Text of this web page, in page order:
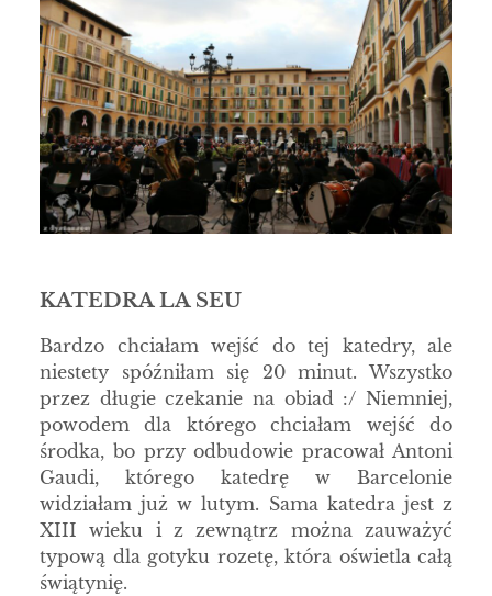
KATEDRA LA SEU
Bardzo chciałam wejść do tej katedry, ale
niestety spóźniłam się 20 minut. Wszystko
przez długie czekanie na obiad :/ Niemniej,
powodem dla którego chciałam wejść do
środka, bo przy odbudowie pracował Antoni
Gaudi, którego katedrę w Barcelonie
widziałam już w lutym. Sama katedra jest z
XIII wieku i z zewnątrz można zauważyć
typową dla gotyku rozetę, która oświetla całą
świątynię.